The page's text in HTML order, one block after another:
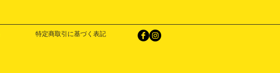
特定商取引に基づく表記